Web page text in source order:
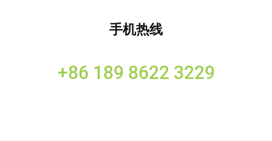
手机热线
+86 189 8622 3229